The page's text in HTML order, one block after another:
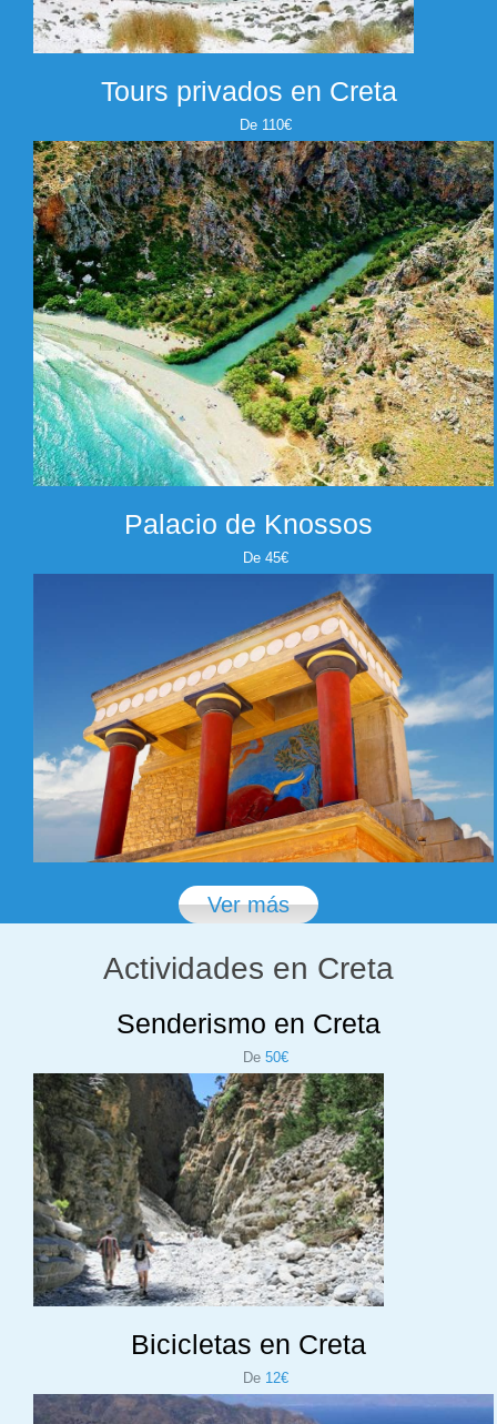
Tours privados en Creta
De 110€
Palacio de Knossos
De 45€
Ver más
Actividades en Creta
Senderismo en Creta
De50€
Bicicletas en Creta
De12€